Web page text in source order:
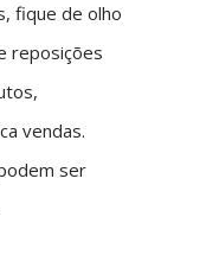
fique de olho
reposições
vendas.
ser